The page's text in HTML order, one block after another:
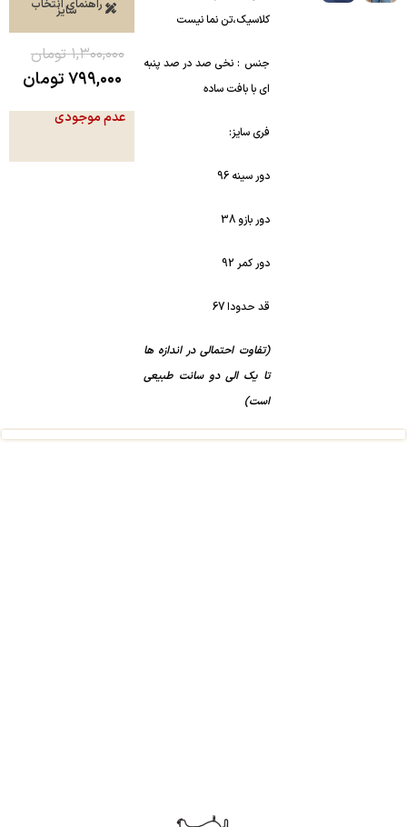
کلاسیک،تن نما نیست
جنس : نخی صد در صد پنبه
ای با بافت ساده
فری سایز:
دور سینه 96
دور بازو 38
دور کمر 92
قد حدودا 67
(تفاوت احتمالی در اندازه ها
تا یک الی دو سانت طبیعی
است)
راهنمای انتخاب
سایز
۱,۳۰۰,۰۰۰ تومان
۷۹۹,۰۰۰تومان
عدم موجودی